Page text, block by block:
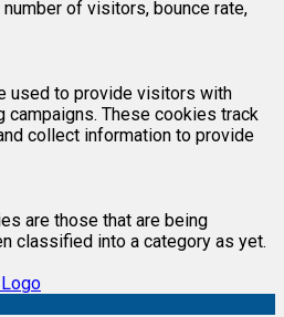
of visitors, bounce rate,
used to provide visitors with
campaigns. These cookies track
collect information to provide
are those that are being
classified into a category as yet.